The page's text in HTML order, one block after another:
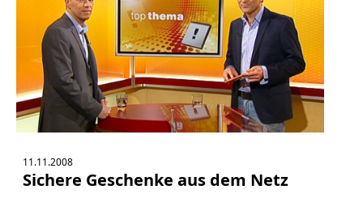
11.11.2008
Sichere Geschenke aus dem Netz